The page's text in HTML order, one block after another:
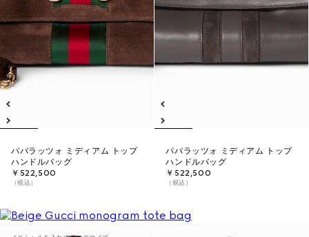
パパラッツォ ミディアム トップ
ハンドルバッグ
￥522,500
（税込）
パパラッツォ ミディアム トップ
ハンドルバッグ
￥522,500
（税込）